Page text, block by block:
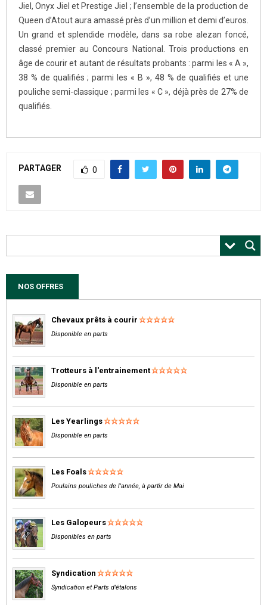
Jiel, Onyx Jiel et Prestige Jiel ; l’ensemble de la production de
Queen d’Atout aura amassé près d’un million et demi d’euros.
Un grand et splendide modèle, dans sa robe alezan foncé,
classé premier au Concours National. Trois productions en
âge de courir et autant de résultats probants : parmi les « A »,
38 % de qualifiés ; parmi les « B », 48 % de qualifiés et une
pouliche semi-classique ; parmi les « C », déjà près de 27% de
qualifiés.
PARTAGER 0
NOS OFFRES
Chevaux prêts à courir
Disponible en parts
Trotteurs à l'entrainement
Disponible en parts
Les Yearlings
Disponible en parts
Les Foals
Poulains pouliches de l'année, à partir de Mai
Les Galopeurs
Disponibles en parts
Syndication
Syndication et Parts d'étalons